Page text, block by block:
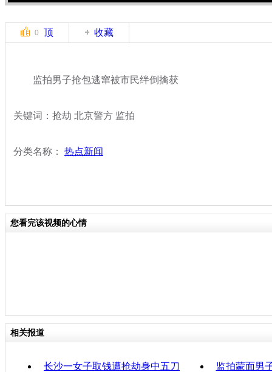
0 顶 收藏
监拍男子抢包逃窜被市民绊倒擒获
关键词：抢劫 北京警方 监拍
分类名称： 热点新闻
您看完该视频的心情
相关报道
长沙一女子取钱遭抢劫身中五刀
监拍蒙面男